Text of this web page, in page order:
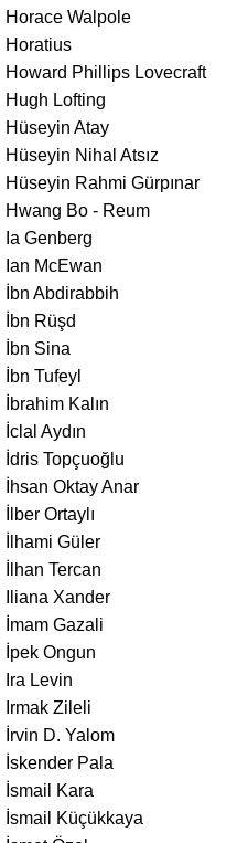
Horace Walpole
Horatius
Howard Phillips Lovecraft
Hugh Lofting
Hüseyin Atay
Hüseyin Nihal Atsız
Hüseyin Rahmi Gürpınar
Hwang Bo - Reum
Ia Genberg
Ian McEwan
İbn Abdirabbih
İbn Rüşd
İbn Sina
İbn Tufeyl
İbrahim Kalın
İclal Aydın
İdris Topçuoğlu
İhsan Oktay Anar
İlber Ortaylı
İlhami Güler
İlhan Tercan
Iliana Xander
İmam Gazali
İpek Ongun
Ira Levin
Irmak Zileli
İrvin D. Yalom
İskender Pala
İsmail Kara
İsmail Küçükkaya